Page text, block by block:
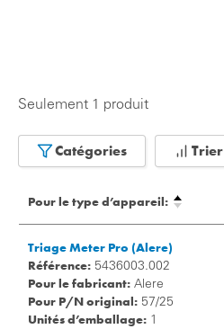
Seulement 1 produit
Catégories Trier
Pour le type d’appareil:
Triage Meter Pro (Alere)
Référence: 5436003.002
Pour le fabricant: Alere
Pour P/N original: 57/25
Unités d’emballage: 1